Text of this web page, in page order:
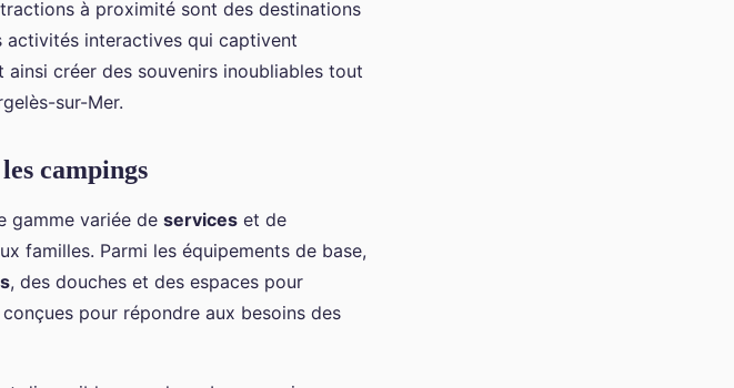
à proximité sont des destinations
activités interactives qui captivent
créer des souvenirs inoubliables tout
sur-Mer.
campings
gamme variée de services et de
familles. Parmi les équipements de base,
, des douches et des espaces pour
pour répondre aux besoins des